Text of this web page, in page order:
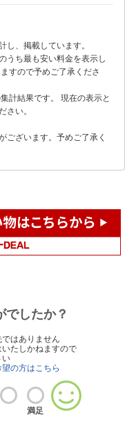
、掲載しています。
うち最も安い料金を表示し
すので予めご了承くださ
計結果です。 現在の表示と
さい。
ございます。予めご了承く
でしたか？
はありません
たしかねますので
い
の方はこちら
満足